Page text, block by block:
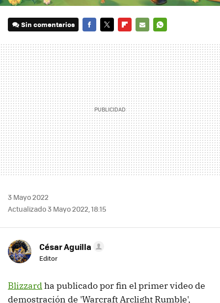
Sin comentarios
MAIL
3 Mayo 2022
Actualizado 3 Mayo 2022, 18:15
César Aguilla
Editor
Blizzardha publicado por fin el primer video de
demostración de 'Warcraft Arclight Rumble',